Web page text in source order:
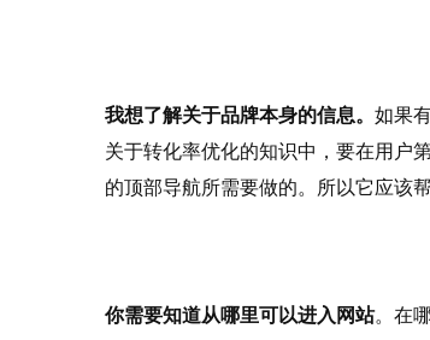
我想了解关于品牌本身的信息。 如果
关于转化率优化的知识中，要在用户
的顶部导航所需要做的。所以它应该
你需要知道从哪里可以进入网站。在